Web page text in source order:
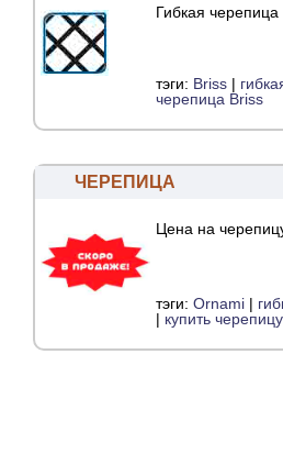
Гибкая черепица
тэги: Briss |
черепица Briss
ЧЕРЕПИЦА
Цена на
тэги: Ornami |
| купить